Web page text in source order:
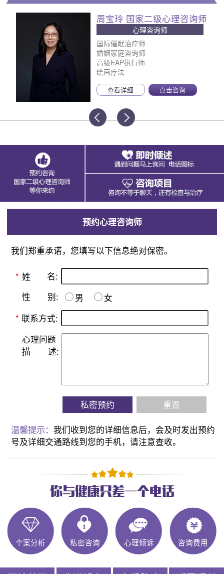
周宝玲 国家二级心理咨询师
心理咨询师
国际催眠治疗师
婚姻家庭咨询师
高级EAP执行师
绘画疗法
查看详细 点击咨询
预约心理咨询师
我们郑重承诺，您填写以下信息绝对保密。
* 姓 名:
性 别: 男
女
* 联系方式:
心理问题
描
述:
私密预约 重置
温馨提示：我们收到您的详细信息后，会及时发出预约
号及详细交通路线到您的手机，请注意查收。
个案分析 私密咨询 心理倾诉 咨询费用